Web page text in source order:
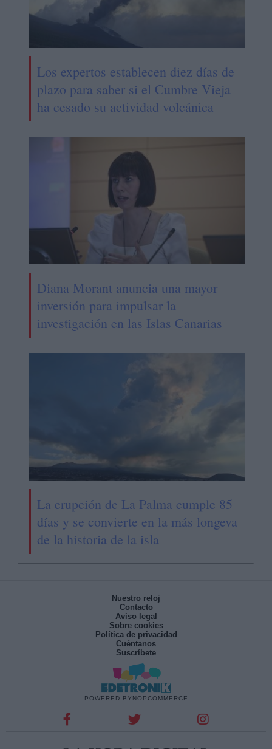
Los expertos establecen diez días de
plazo para saber si el Cumbre Vieja
ha cesado su actividad volcánica
Diana Morant anuncia una mayor
inversión para impulsar la
investigación en las Islas Canarias
La erupción de La Palma cumple 85
días y se convierte en la más longeva
de la historia de la isla
Nuestro reloj
Contacto
Aviso legal
Sobre cookies
Política de privacidad
Cuéntanos
Suscríbete
POWERED BY NOPCOMMERCE